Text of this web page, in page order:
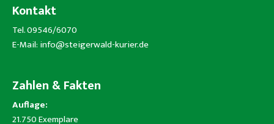
Kontakt
Tel. 09546/6070
E-Mail: info@steigerwald-kurier.de
Zahlen & Fakten
Auflage:
21.750 Exemplare